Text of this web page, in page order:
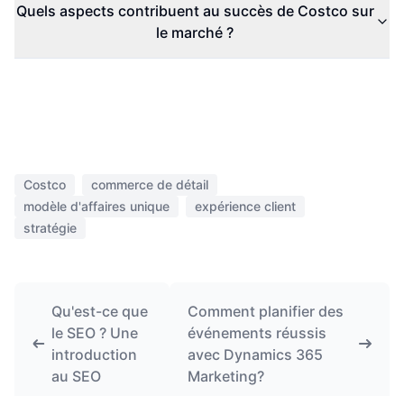
Quels aspects contribuent au succès de Costco sur
le marché ?
Costco
commerce de détail
modèle d'affaires unique
expérience client
stratégie
Qu'est-ce que
le SEO ? Une
introduction
au SEO
Comment planifier des
événements réussis
avec Dynamics 365
Marketing?